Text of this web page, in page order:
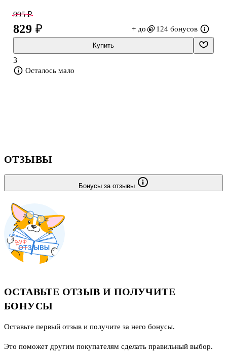
такого решения: экипажу приходится действовать в чужой среде,
сталкиваться с неизвестными формами жизни и выбирать между
приказом и тем, что подсказывает совесть.
Книга сразу задаёт высокий темп и делает ставку на конфликт,
риск и напряжение.
995 ₽
829 ₽ + до 124 бонусов
Купить
3
Осталось мало
ОТЗЫВЫ
Бонусы за отзывы
ОСТАВЬТЕ ОТЗЫВ И ПОЛУЧИТЕ
БОНУСЫ
Оставьте первый отзыв и получите за него бонусы.
Это поможет другим покупателям сделать правильный выбор.